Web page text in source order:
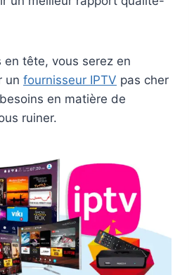
en tête, vous serez en
un fournisseur IPTV pas cher
en matière de
ruiner.